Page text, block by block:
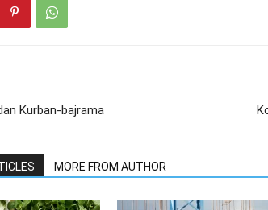
Kurban-bajrama
MORE FROM AUTHOR